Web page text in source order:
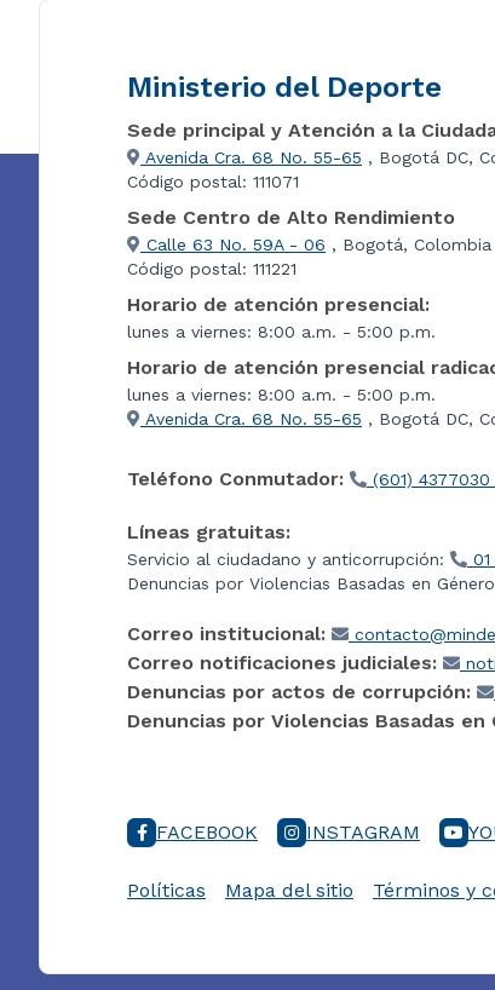
Ministerio del Deporte
Sede principal y Atención a la
Avenida Cra. 68 No. 55-65 , Bogotá DC,
Código postal: 111071
Sede Centro de Alto Rendimiento
Calle 63 No. 59A - 06 , Bogotá, Colombia
Código postal: 111221
Horario de atención presencial:
lunes a viernes: 8:00 a.m. - 5:00 p.m.
Horario de atención presencial
lunes a viernes: 8:00 a.m. - 5:00 p.m.
Avenida Cra. 68 No. 55-65 , Bogotá DC,
Teléfono Conmutador: (601)
Líneas gratuitas:
Servicio al ciudadano y anticorrupción:
Denuncias por Violencias Basadas en
Correo institucional:
Correo notificaciones judiciales:
Denuncias por actos de corrupción:
Denuncias por Violencias Basadas
FACEBOOK INSTAGRAM
Políticas Mapa del sitio Términos y